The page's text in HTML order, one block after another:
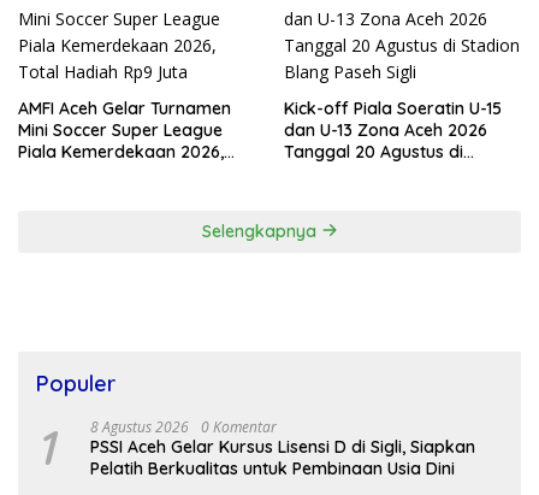
AMFI Aceh Gelar Turnamen
Mini Soccer Super League
Piala Kemerdekaan 2026,
Kick-off Piala Soeratin U-15
dan U-13 Zona Aceh 2026
Tanggal 20 Agustus di
Selengkapnya
Populer
1 8 Agustus 2026 0 Komentar
PSSI Aceh Gelar Kursus Lisensi D di Sigli, Siapkan
Pelatih Berkualitas untuk Pembinaan Usia Dini